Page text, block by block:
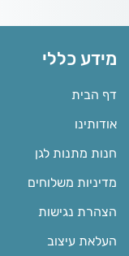
מידע כללי
דף הבית
אודותינו
חנות מתנות לגן
מדיניות משלוחים
הצהרת נגישות
העלאת עיצוב